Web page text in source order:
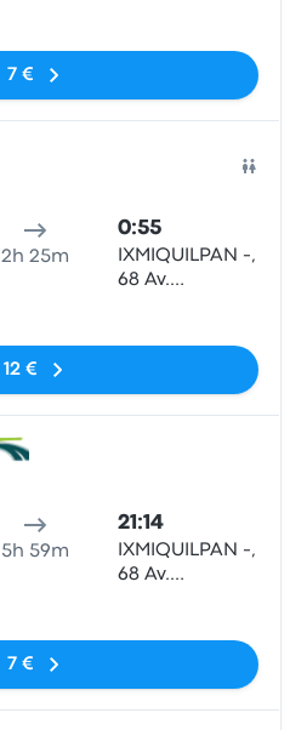
7 €
2h 25m
0:55
IXMIQUILPAN -,
68 Av.
12 €
5h 59m
21:14
IXMIQUILPAN -,
68 Av.
7 €